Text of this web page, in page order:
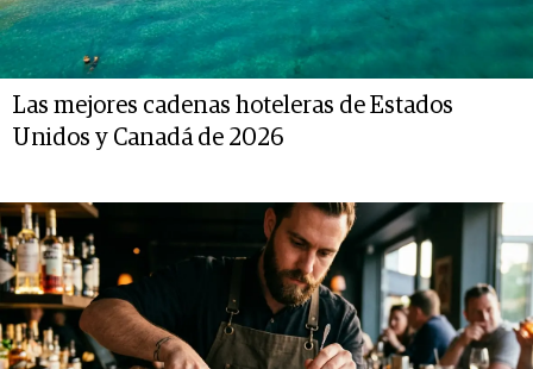
Las mejores cadenas hoteleras de Estados
Unidos y Canadá de 2026